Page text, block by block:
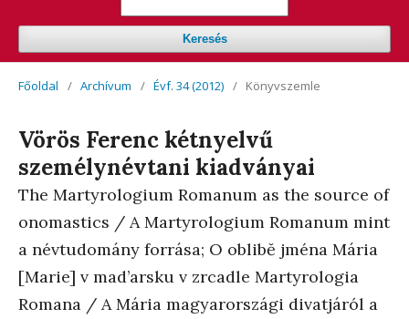
Keresés
Főoldal / Archívum / Évf. 34 (2012) / Könyvszemle
Vörös Ferenc kétnyelvű
személynévtani kiadványai
The Martyrologium Romanum as the source of
onomastics / A Martyrologium Romanum mint
a névtudomány forrása; O oblibĕ jména Mária
[Marie] v mad’arsku v zrcadle Martyrologia
Romana / A Mária magyarországi divatjáról a